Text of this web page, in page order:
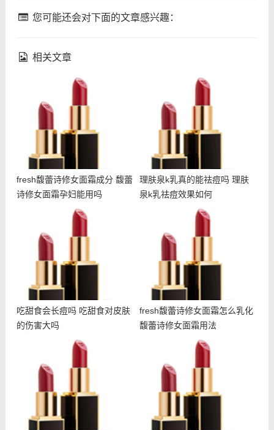
您可能还会对下面的文章感兴趣：
相关文章
fresh馥蕾诗修女面霜成分
fresh馥蕾诗修女面霜成分 馥蕾
诗修女面霜孕妇能用吗
理肤泉k乳真的能祛痘吗 理
理肤泉k乳真的能祛痘吗 理肤
泉k乳祛痘效果如何
吃甜食会长痘吗 吃甜食对
吃甜食会长痘吗 吃甜食对皮肤
的伤害大吗
fresh馥蕾诗修女面霜怎么
fresh馥蕾诗修女面霜怎么乳化
馥蕾诗修女面霜用法
什么是悬针纹 如何预防悬
朵拉朵尚电动眼霜使用方法